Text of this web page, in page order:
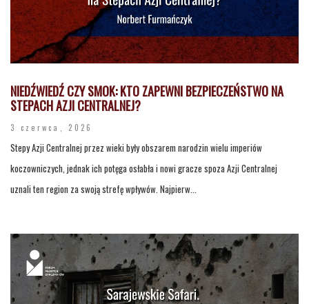
NIEDŹWIEDŹ CZY SMOK: KTO ZAPEWNI BEZPIECZEŃSTWO NA
STEPACH AZJI CENTRALNEJ?
3 czerwca, 2026
Stepy Azji Centralnej przez wieki były obszarem narodzin wielu imperiów
koczowniczych, jednak ich potęga osłabła i nowi gracze spoza Azji Centralnej
uznali ten region za swoją strefę wpływów. Najpierw...